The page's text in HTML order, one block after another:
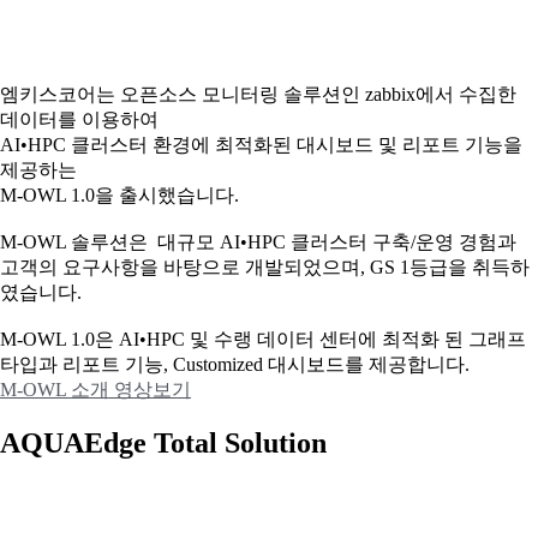
엠키스코어는 오픈소스 모니터링 솔루션인 zabbix에서 수집한
데이터를 이용하여
AI•HPC 클러스터 환경에 최적화된 대시보드 및 리포트 기능을
제공하는
M-OWL 1.0을 출시했습니다.
M-OWL 솔루션은 대규모 AI•HPC 클러스터 구축/운영 경험과
고객의 요구사항을 바탕으로 개발되었으며, GS 1등급을 취득하
였습니다.
M-OWL 1.0은 AI•HPC 및 수랭 데이터 센터에 최적화 된 그래프
타입과 리포트 기능, Customized 대시보드를 제공합니다.
M-OWL 소개 영상보기
AQUAEdge Total Solution